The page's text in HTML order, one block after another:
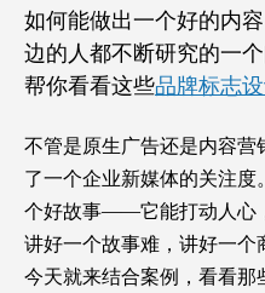
如何能做出一个好的内
边的人都不断研究的一
帮你看看这些品牌标志
不管是原生广告还是内容
了一个企业新媒体的关注
个好故事——它能打动人心
讲好一个故事难，讲好一个
今天就来结合案例，看看